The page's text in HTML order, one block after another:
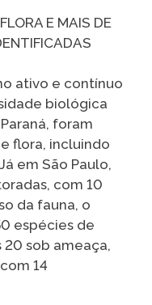
E MAIS DE
ativo e contínuo
biológica
foram
flora, incluindo
em São Paulo,
com 10
da fauna, o
espécies de
20 sob ameaça,
14